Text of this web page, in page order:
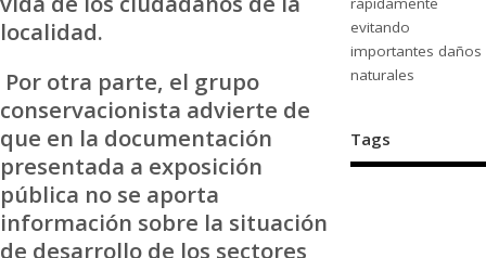
localidad.
Por otra parte, el grupo
conservacionista advierte de
que en la documentación
presentada a exposición
pública no se aporta
información sobre la situación
de desarrollo de los sectores
evitando
importantes daños
naturales
Tags